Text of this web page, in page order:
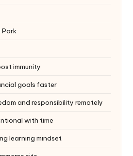
Park
immunity
goals faster
and responsibility remotely
with time
learning mindset